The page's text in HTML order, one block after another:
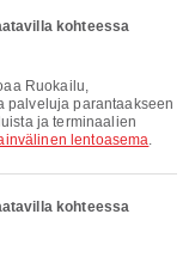
kohteessa
palveluja parantaakseen
ja terminaalien
lentoasema.
kohteessa